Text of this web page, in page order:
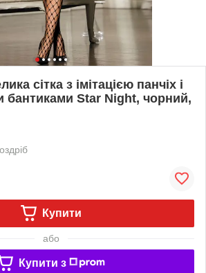
сітка з імітацією панчіх і
бантиками Star Night, чорний,
Купити
або
Купити з